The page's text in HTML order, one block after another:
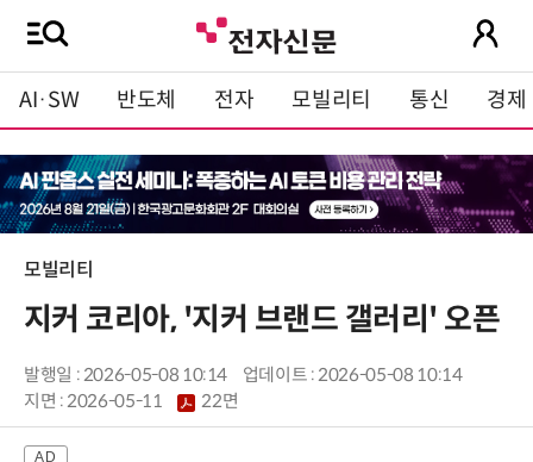
AI·SW 반도체 전자 모빌리티 통신 경제
모빌리티
지커 코리아, '지커 브랜드 갤러리' 오픈
발행일 : 2026-05-08 10:14
업데이트 : 2026-05-08 10:14
지면 :2026-05-11 22면